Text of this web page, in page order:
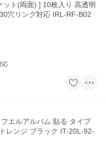
ット(両面) ] 10枚入り 高透明
穴リング対応 IRL-RF-B02
応
エルアルバム 貼る タイプ
レンジ ブラック IT-20L-92-